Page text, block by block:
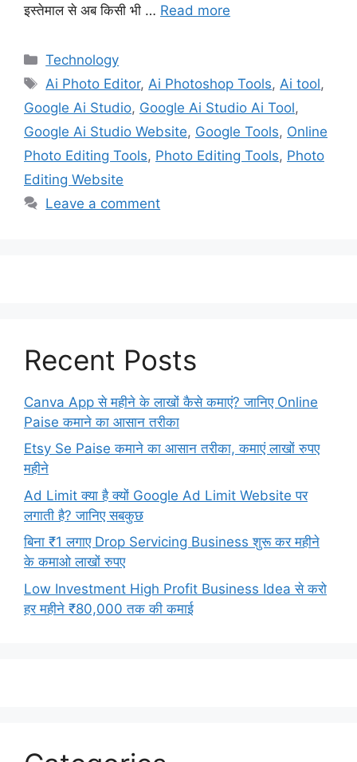
इस्तेमाल से अब किसी भी … Read more
Categories
Technology
Tags
Ai Photo Editor, Ai Photoshop Tools, Ai tool,
Google Ai Studio, Google Ai Studio Ai Tool,
Google Ai Studio Website, Google Tools, Online
Photo Editing Tools, Photo Editing Tools, Photo
Editing Website
Leave a comment
Recent Posts
Canva App से महीने के लाखों कैसे कमाएं? जानिए Online
Paise कमाने का आसान तरीका
Etsy Se Paise कमाने का आसान तरीका, कमाएं लाखों रुपए
महीने
Ad Limit क्या है क्यों Google Ad Limit Website पर
लगाती है? जानिए सबकुछ
बिना ₹1 लगाए Drop Servicing Business शुरू कर महीने
के कमाओ लाखों रुपए
Low Investment High Profit Business Idea से करो
हर महीने ₹80,000 तक की कमाई